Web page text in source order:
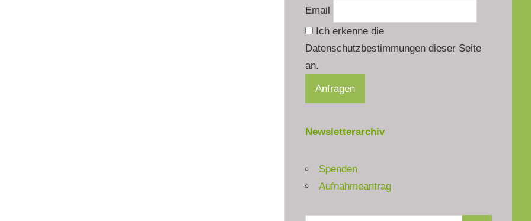
Email
Ich erkenne die
Datenschutzbestimmungen dieser Seite
an.
Newsletterarchiv
Spenden
Aufnahmeantrag